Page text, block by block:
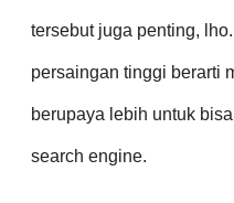
tersebut juga penting,
persaingan tinggi berarti
berupaya lebih untuk
search engine.